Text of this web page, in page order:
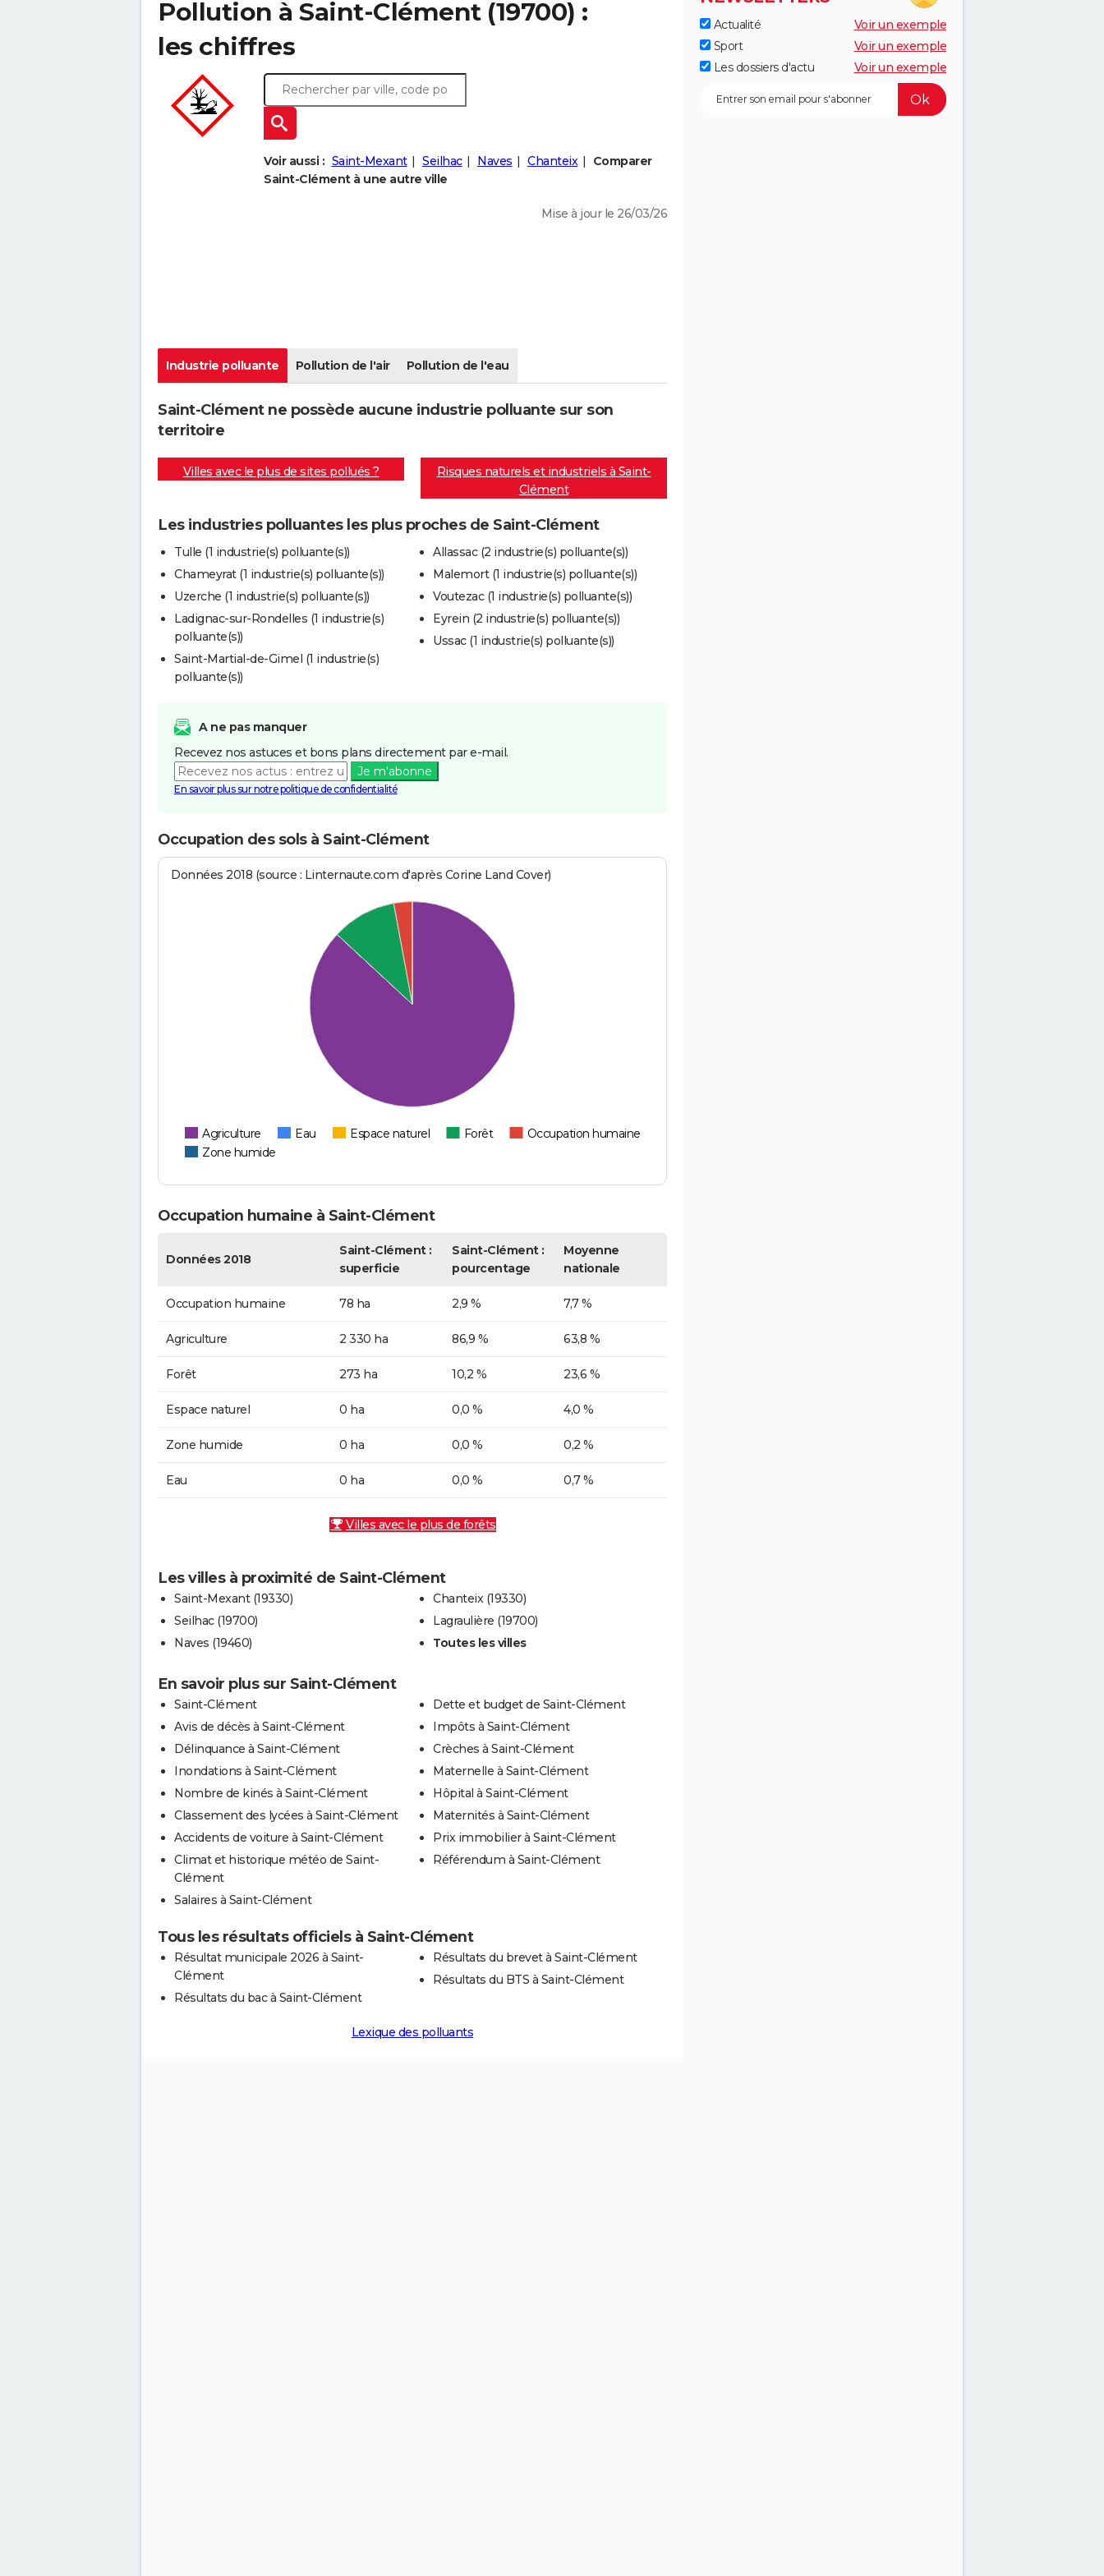
Pollution à Saint-Clément (19700) :
les chiffres
Voir aussi : Saint-Mexant Seilhac Naves Chanteix
Comparer
Saint-Clément à une autre ville
Mise à jour le 26/03/26
Industrie polluante Pollution de l'air Pollution de l'eau
Saint-Clément ne possède aucune industrie polluante sur son
territoire
Villes avec le plus de sites pollués ?
Risques naturels et industriels à Saint-
Clément
Les industries polluantes les plus proches de Saint-Clément
Tulle (1 industrie(s) polluante(s))
Chameyrat (1 industrie(s) polluante(s))
Uzerche (1 industrie(s) polluante(s))
Ladignac-sur-Rondelles (1 industrie(s)
polluante(s))
Saint-Martial-de-Gimel (1 industrie(s)
polluante(s))
Allassac (2 industrie(s) polluante(s))
Malemort (1 industrie(s) polluante(s))
Voutezac (1 industrie(s) polluante(s))
Eyrein (2 industrie(s) polluante(s))
Ussac (1 industrie(s) polluante(s))
A ne pas manquer
Recevez nos astuces et bons plans directement par e-mail.
Je m'abonne
En savoir plus sur notre politique de confidentialité
Occupation des sols à Saint-Clément
Données 2018 (source : Linternaute.com d'après Corine Land Cover)
Agriculture Eau Espace naturel Forêt
Occupation humaine
Zone humide
Occupation humaine à Saint-Clément
Données 2018
Saint-Clément :
superficie
Saint-Clément :
pourcentage
Moyenne
nationale
Occupation humaine 78 ha 2,9 % 7,7 %
Agriculture 2 330 ha 86,9 % 63,8 %
Forêt 273 ha 10,2 % 23,6 %
Espace naturel 0 ha 0,0 % 4,0 %
Zone humide 0 ha 0,0 % 0,2 %
Eau 0 ha 0,0 % 0,7 %
Villes avec le plus de forêts
Les villes à proximité de Saint-Clément
Saint-Mexant (19330)
Seilhac (19700)
Naves (19460)
Chanteix (19330)
Lagraulière (19700)
Toutes les villes
En savoir plus sur Saint-Clément
Saint-Clément
Avis de décès à Saint-Clément
Délinquance à Saint-Clément
Inondations à Saint-Clément
Nombre de kinés à Saint-Clément
Classement des lycées à Saint-Clément
Accidents de voiture à Saint-Clément
Climat et historique météo de Saint-
Clément
Salaires à Saint-Clément
Dette et budget de Saint-Clément
Impôts à Saint-Clément
Crèches à Saint-Clément
Maternelle à Saint-Clément
Hôpital à Saint-Clément
Maternités à Saint-Clément
Prix immobilier à Saint-Clément
Référendum à Saint-Clément
Tous les résultats officiels à Saint-Clément
Résultat municipale 2026 à Saint-
Clément
Résultats du bac à Saint-Clément
Résultats du brevet à Saint-Clément
Résultats du BTS à Saint-Clément
Lexique des polluants
Actualité
Voir un exemple
Sport
Voir un exemple
Les dossiers d'actu
Voir un exemple